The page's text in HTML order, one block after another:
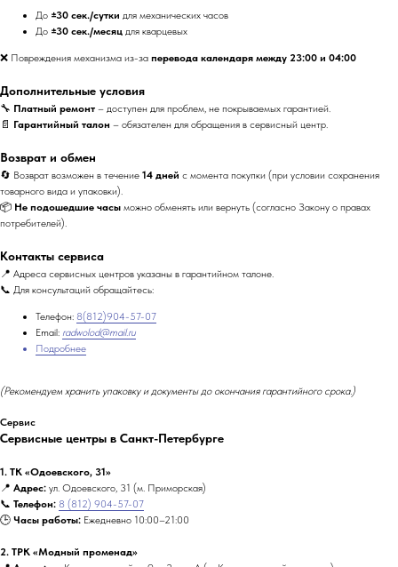
До ±30 сек./сутки для механических часов
До ±30 сек./месяц для кварцевых
❌ Повреждения механизма из-за перевода календаря между 23:00 и 04:00
Дополнительные условия
🔧 Платный ремонт – доступен для проблем, не покрываемых гарантией.
📄 Гарантийный талон – обязателен для обращения в сервисный центр.
Возврат и обмен
🔄 Возврат возможен в течение 14 дней с момента покупки (при условии сохранения
товарного вида и упаковки).
📦 Не подошедшие часы можно обменять или вернуть (согласно Закону о правах
потребителей).
Контакты сервиса
📍 Адреса сервисных центров указаны в гарантийном талоне.
📞 Для консультаций обращайтесь:
Телефон: 8(812)904-57-07
Email: radwolod@mail.ru
Подробнее
(Рекомендуем хранить упаковку и документы до окончания гарантийного срока.)
Сервис
Сервисные центры в Санкт-Петербурге
1. ТК «Одоевского, 31»
📍 Адрес: ул. Одоевского, 31 (м. Приморская)
📞 Телефон: 8 (812) 904-57-07
🕒 Часы работы: Ежедневно 10:00–21:00
2. ТРК «Модный променад»